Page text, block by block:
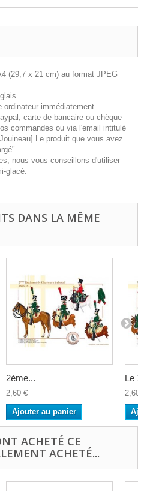
(29,7 x 21 cm) au format JPEG
immédiatement
carte de bancaire ou chèque
commandes ou via l'email intitulé
Le produit que vous avez
nous vous conseillons d'utiliser
glacé.
DANS LA MÊME
2ème...
2,60 €
Ajouter au panier
Le
2,60 €
ACHETÉ CE
ACHETÉ...